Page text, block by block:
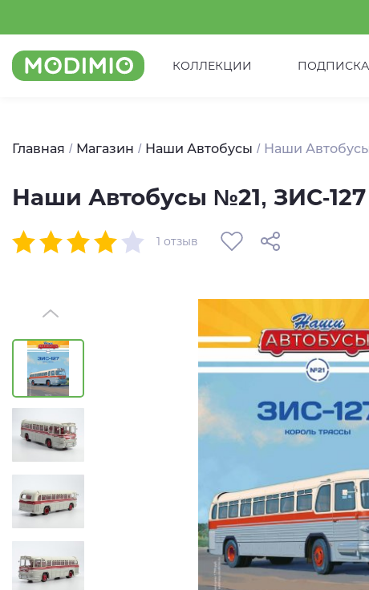
КОЛЛЕКЦИИ ПОДПИСКА
Главная Магазин Наши Автобусы Наши
Наши Автобусы №21, ЗИС-
1 отзыв